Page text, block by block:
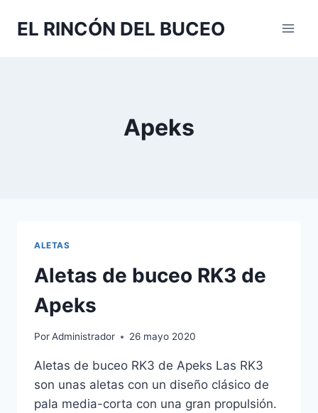
EL RINCÓN DEL BUCEO
Apeks
ALETAS
Aletas de buceo RK3 de
Apeks
PorAdministrador 26 mayo 2020
Aletas de buceo RK3 de Apeks Las RK3
son unas aletas con un diseño clásico de
pala media-corta con una gran propulsión.